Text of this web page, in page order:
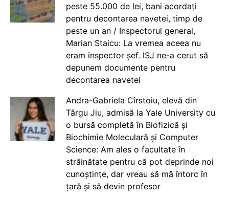
peste 55.000 de lei, bani acordați
pentru decontarea navetei, timp de
peste un an / Inspectorul general,
Marian Staicu: La vremea aceea nu
eram inspector șef. ISJ ne-a cerut să
depunem documente pentru
decontarea navetei
Andra-Gabriela Cîrstoiu, elevă din
Târgu Jiu, admisă la Yale University cu
o bursă completă în Biofizică și
Biochimie Moleculară și Computer
Science: Am ales o facultate în
străinătate pentru că pot deprinde noi
cunoștințe, dar vreau să mă întorc în
țară și să devin profesor